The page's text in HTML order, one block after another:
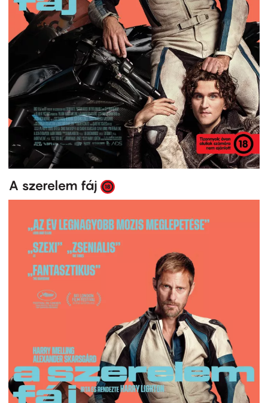
A szerelem fáj